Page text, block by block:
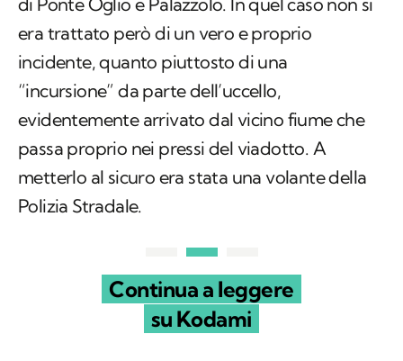
era trattato però di un vero e proprio
incidente, quanto piuttosto di una
“incursione” da parte dell’uccello,
evidentemente arrivato dal vicino fiume che
passa proprio nei pressi del viadotto. A
metterlo al sicuro era stata una volante della
Polizia Stradale.
Continua a leggere
su Kodami